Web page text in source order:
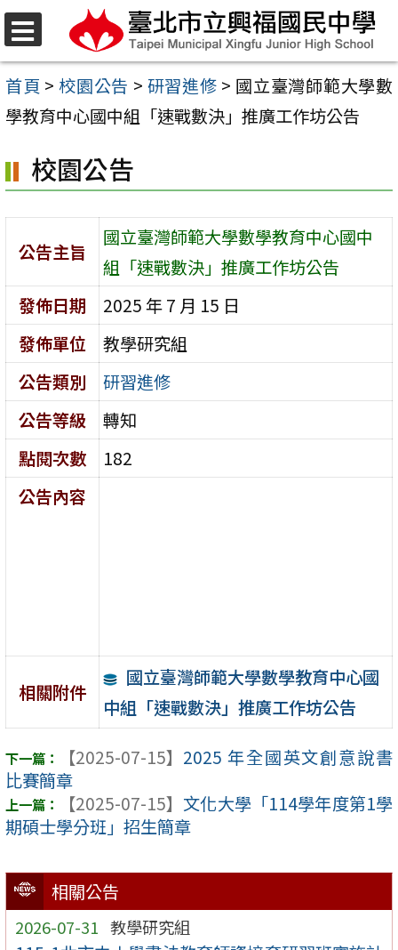
選
單
跳
至
主
要
容
區
首頁 > 校園公告 > 研習進修 > 國立臺灣師範大學數
學教育中心國中組「速戰數決」推廣工作坊公告
相關公告
2026-07-31 教學研究組
校園公告
公告主旨
國立臺灣師範大學數學教育中心國中
組「速戰數決」推廣工作坊公告
發佈日期
2025 年 7 月 15 日
發佈單位
教學研究組
公告類別
研習進修
公告等級
轉知
點閱次數
182
公告內容
相關附件
國立臺灣師範大學數學教育中心國
中組「速戰數決」推廣工作坊公告
【2025-07-15】 2025 年全國英⽂創意說書
⽐賽簡章
【2025-07-15】 文化大學「114學年度第1學
期碩士學分班」招生簡章